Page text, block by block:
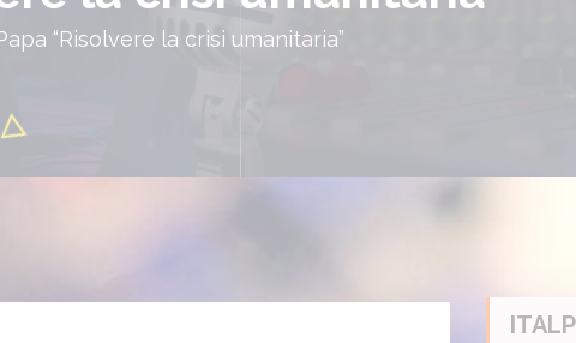
“Risolvere la crisi umanitaria”